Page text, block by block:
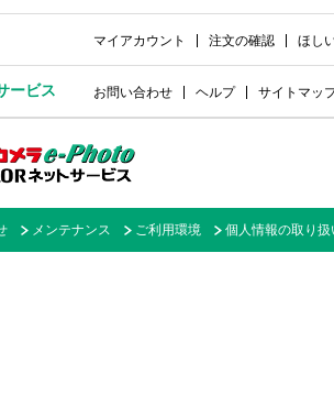
マイアカウント 注文の確認 ほし
ービス お問い合わせ ヘルプ サイトマッ
メンテナンス ご利用環境 個人情報の取り扱